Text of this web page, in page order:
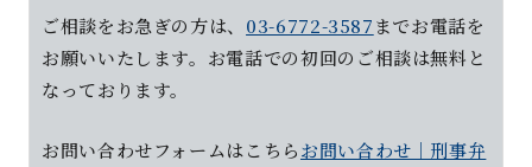
ご相談をお急ぎの方は、 03-6772-3587までお電話を
お願いいたします。お電話での初回のご相談は無料と
なっております。
お問い合わせフォームはこちらお問い合わせ｜刑事弁